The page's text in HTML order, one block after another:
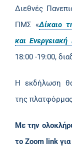
Διεθνές
ΠΜΣ «Δίκαιο
και Ενεργειακή
18:00 -19:00,
Η εκδήλωση θα
της
Με την
το Zoom link